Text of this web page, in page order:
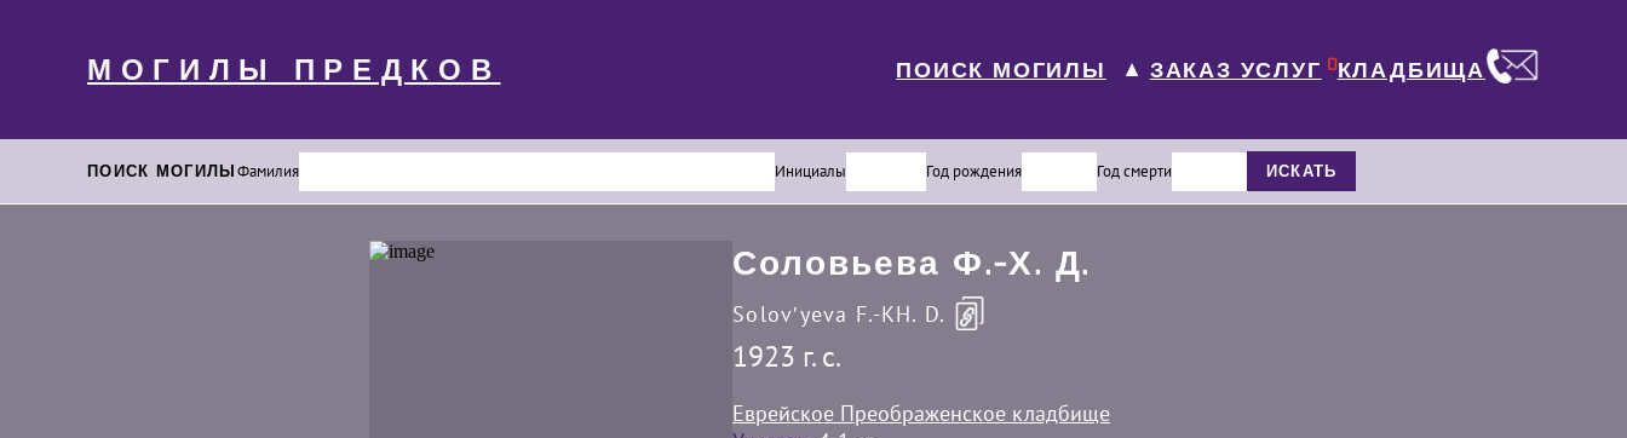
МОГИЛЫ ПРЕДКОВ ПОИСК МОГИЛЫ ▼ ЗАКАЗ УСЛУГ 0КЛАДБИЩА
ПОИСК МОГИЛЫФамилия Инициалы Год рождения Год смерти ИСКАТЬ
Соловьева Ф.-Х. Д.
Solovʹyeva F.-KH. D.
1923 г. c.
Еврейское Преображенское кладбище